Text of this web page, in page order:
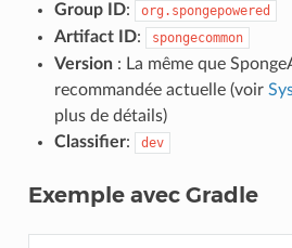
Group ID: org.spongepowered
Artifact ID: spongecommon
Version: La même que
recommandée actuelle (voir
plus de détails)
Classifier: dev
Exemple avec Gradle